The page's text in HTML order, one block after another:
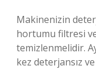
Makinenizin
hortumu filtresi
temizlenmelidir.
kez deterjansız